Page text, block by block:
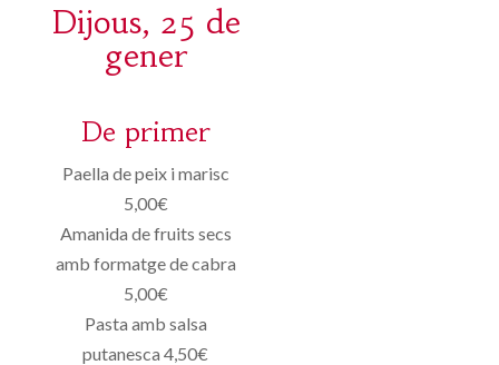
Dijous, 25 de
gener
De primer
Paella de peix i marisc
5,00€
Amanida de fruits secs
amb formatge de cabra
5,00€
Pasta amb salsa
putanesca 4,50€